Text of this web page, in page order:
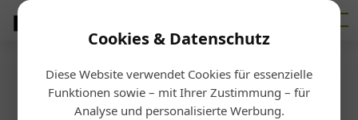
Cookies & Datenschutz
Diese Website verwendet Cookies für essenzielle
Funktionen sowie – mit Ihrer Zustimmung – für
Analyse und personalisierte Werbung.
Startseite/ Betrieb
Vaillant Group Austria